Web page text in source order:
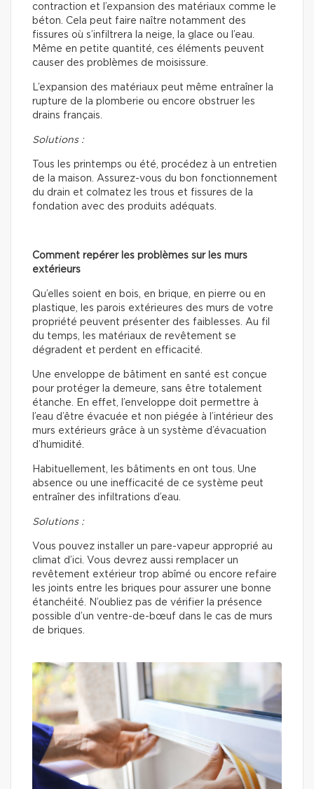
contraction et l’expansion des matériaux comme le
béton. Cela peut faire naître notamment des
fissures où s’infiltrera la neige, la glace ou l’eau.
Même en petite quantité, ces éléments peuvent
causer des problèmes de moisissure.
L’expansion des matériaux peut même entraîner la
rupture de la plomberie ou encore obstruer les
drains français.
Solutions :
Tous les printemps ou été, procédez à un entretien
de la maison. Assurez-vous du bon fonctionnement
du drain et colmatez les trous et fissures de la
fondation avec des produits adéquats.
Comment repérer les problèmes sur les murs
extérieurs
Qu’elles soient en bois, en brique, en pierre ou en
plastique, les parois extérieures des murs de votre
propriété peuvent présenter des faiblesses. Au fil
du temps, les matériaux de revêtement se
dégradent et perdent en efficacité.
Une enveloppe de bâtiment en santé est conçue
pour protéger la demeure, sans être totalement
étanche. En effet, l’enveloppe doit permettre à
l’eau d’être évacuée et non piégée à l’intérieur des
murs extérieurs grâce à un système d’évacuation
d’humidité.
Habituellement, les bâtiments en ont tous. Une
absence ou une inefficacité de ce système peut
entraîner des infiltrations d’eau.
Solutions :
Vous pouvez installer un pare-vapeur approprié au
climat d’ici. Vous devrez aussi remplacer un
revêtement extérieur trop abîmé ou encore refaire
les joints entre les briques pour assurer une bonne
étanchéité. N’oubliez pas de vérifier la présence
possible d’un ventre-de-bœuf dans le cas de murs
de briques.